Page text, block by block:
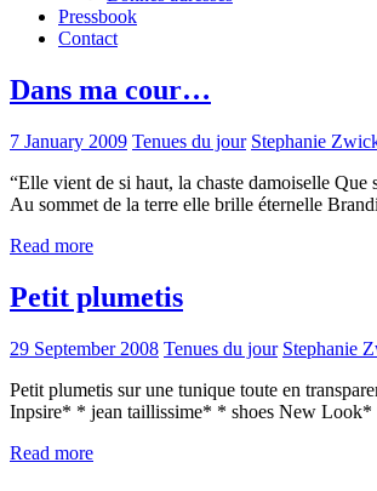
Pressbook
Contact
Dans ma cour…
7 January 2009 Tenues du jour Stephanie
“Elle vient de si haut, la chaste damoiselle
Au sommet de la terre elle brille éternelle
Read more
Petit plumetis
29 September 2008 Tenues du jour Stephanie
Petit plumetis sur une tunique toute en
Inpsire* * jean taillissime* * shoes New
Read more